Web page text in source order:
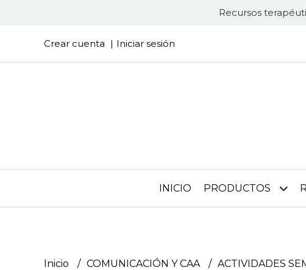
Recursos
Crear cuenta Iniciar sesión
INICIO PRODUCTOS
Inicio COMUNICACIÓN Y CAA ACTIVIDADES